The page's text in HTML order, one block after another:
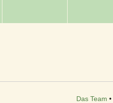
Das Team •